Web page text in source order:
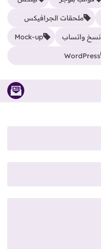
ملحقات الجرافيكس
نسخ واتساب Mock-up
WordPress